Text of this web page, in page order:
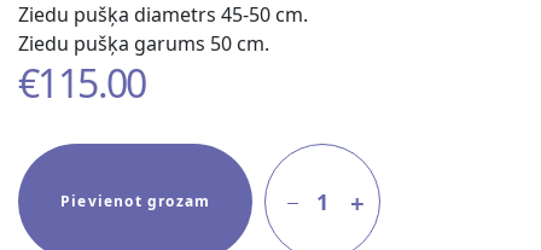
Ziedu pušķa diametrs 45-50 cm.
Ziedu pušķa garums 50 cm.
€115.00
Pievienot grozam 1